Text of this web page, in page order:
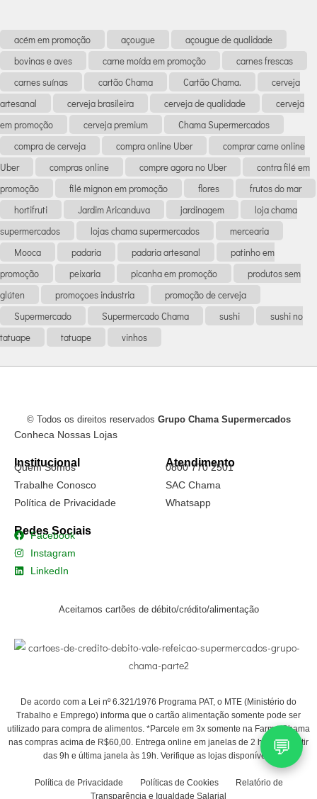
acém em promoção açougue
açougue de qualidade
bovinas e aves
carne moída em promoção
carnes frescas
carnes suínas
cartão Chama Cartão Chama.
cerveja
artesanal
cerveja brasileira cerveja de qualidade
cerveja
em promoção
cerveja premium
Chama Supermercados
compra de cerveja
compra online Uber
comprar carne online
Uber
compras online compre agora no Uber
contra filé em
promoção
filé mignon em promoção flores
frutos do mar
hortifruti
Jardim Aricanduva jardinagem
loja chama
supermercados
lojas chama supermercados
mercearia
Mooca
padaria padaria artesanal
patinho em
promoção
peixaria picanha em promoção
produtos sem
glúten
promoçoes industria
promoção de cerveja
Supermercado
Supermercado Chama sushi
sushi no
tatuape
tatuape vinhos
© Todos os direitos reservados Grupo Chama Supermercados
Conheca Nossas Lojas
Institucional
Quem Somos
Trabalhe Conosco
Política de Privacidade
Atendimento
0800 770 2501
SAC Chama
Whatsapp
Redes Sociais
Facebook
Instagram
LinkedIn
Aceitamos cartões de débito/crédito/alimentação
De acordo com a Lei nº 6.321/1976 Programa PAT, o MTE (Ministério do
Trabalho e Emprego) informa que o cartão alimentação somente pode ser
utilizado para compra de alimentos. *Parcele em 3x somente na Farma Chama
nas compras acima de R$60,00. Entrega online em janelas de 2 horas a partir
das 9h e última janela às 19h. Verifique as lojas disponíveis.
Política de Privacidade Políticas de Cookies
Relatório de
Transparência e Igualdade Salarial
💬